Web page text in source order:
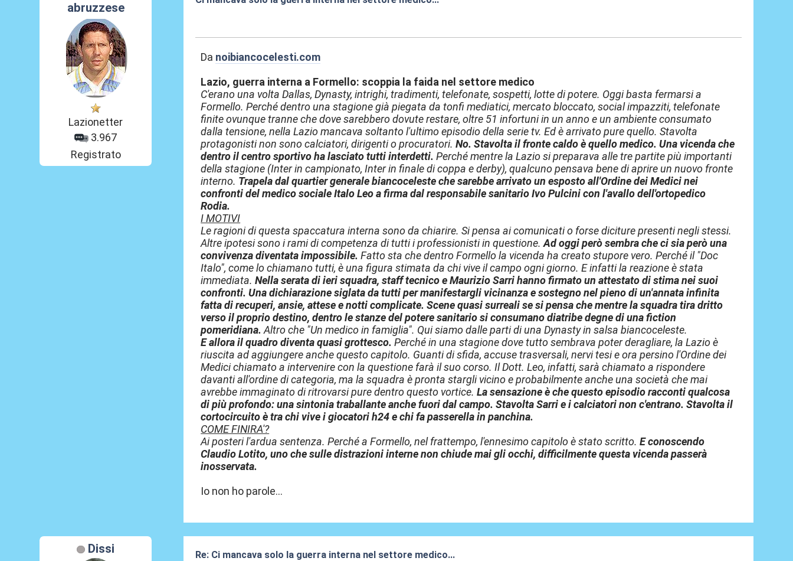
abruzzese
Lazionetter
3.967
Registrato
Da noibiancocelesti.com
Lazio, guerra interna a Formello: scoppia la faida nel settore medico
C'erano una volta Dallas, Dynasty, intrighi, tradimenti, telefonate, sospetti, lotte di potere. Oggi basta fermarsi a
Formello. Perché dentro una stagione già piegata da tonfi mediatici, mercato bloccato, social impazziti, telefonate
finite ovunque tranne che dove sarebbero dovute restare, oltre 51 infortuni in un anno e un ambiente consumato
dalla tensione, nella Lazio mancava soltanto l'ultimo episodio della serie tv. Ed è arrivato pure quello. Stavolta
protagonisti non sono calciatori, dirigenti o procuratori.No. Stavolta il fronte caldo è quello medico. Una vicenda che
dentro il centro sportivo ha lasciato tutti interdetti. Perché mentre la Lazio si preparava alle tre partite più importanti
della stagione (Inter in campionato, Inter in finale di coppa e derby), qualcuno pensava bene di aprire un nuovo fronte
interno. Trapela dal quartier generale biancoceleste che sarebbe arrivato un esposto all'Ordine dei Medici nei
confronti del medico sociale Italo Leo a firma dal responsabile sanitario Ivo Pulcini con l'avallo dell'ortopedico
Rodia.
I MOTIVI
Le ragioni di questa spaccatura interna sono da chiarire. Si pensa ai comunicati o forse diciture presenti negli stessi.
Altre ipotesi sono i rami di competenza di tutti i professionisti in questione.Ad oggi però sembra che ci sia però una
convivenza diventata impossibile.Fatto sta che dentro Formello la vicenda ha creato stupore vero. Perché il "Doc
Italo", come lo chiamano tutti, è una figura stimata da chi vive il campo ogni giorno. E infatti la reazione è stata
immediata.Nella serata di ieri squadra, staff tecnico e Maurizio Sarri hanno firmato un attestato di stima nei suoi
confronti. Una dichiarazione siglata da tutti per manifestargli vicinanza e sostegno nel pieno di un'annata infinita
fatta di recuperi, ansie, attese e notti complicate. Scene quasi surreali se si pensa che mentre la squadra tira dritto
verso il proprio destino, dentro le stanze del potere sanitario si consumano diatribe degne di una fiction
pomeridiana.Altro che "Un medico in famiglia". Qui siamo dalle parti di una Dynasty in salsa biancoceleste.
E allora il quadro diventa quasi grottesco. Perché in una stagione dove tutto sembrava poter deragliare, la Lazio è
riuscita ad aggiungere anche questo capitolo. Guanti di sfida, accuse trasversali, nervi tesi e ora persino l'Ordine dei
Medici chiamato a intervenire con la questione farà il suo corso. Il Dott. Leo, infatti, sarà chiamato a rispondere
davanti all'ordine di categoria, ma la squadra è pronta stargli vicino e probabilmente anche una società che mai
avrebbe immaginato di ritrovarsi pure dentro questo vortice.La sensazione è che questo episodio racconti qualcosa
di più profondo: una sintonia traballante anche fuori dal campo. Stavolta Sarri e i calciatori non c'entrano. Stavolta il
cortocircuito è tra chi vive i giocatori h24 e chi fa passerella in panchina.
COME FINIRA'?
Ai posteri l'ardua sentenza. Perché a Formello, nel frattempo, l'ennesimo capitolo è stato scritto.E conoscendo
Claudio Lotito, uno che sulle distrazioni interne non chiude mai gli occhi, difficilmente questa vicenda passerà
inosservata.
Io non ho parole...
Dissi
Re: Ci mancava solo la guerra interna nel settore medico...